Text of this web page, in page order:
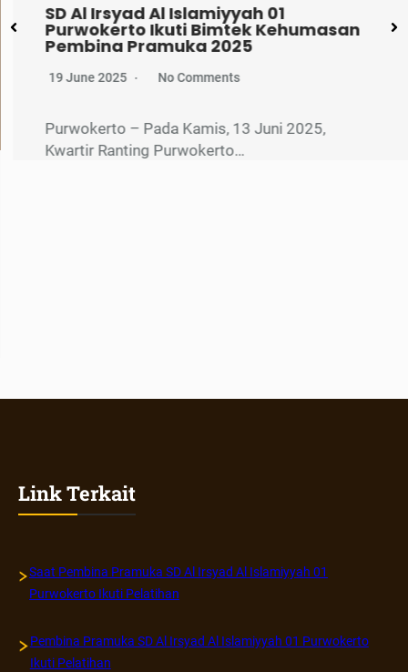
SD Al Irsyad Al Islamiyyah 01
Purwokerto Ikuti Bimtek Kehumasan
Pembina Pramuka 2025
19 June 2025 No Comments
Purwokerto – Pada Kamis, 13 Juni 2025,
Kwartir Ranting Purwokerto…
Link Terkait
Saat Pembina Pramuka SD Al Irsyad Al Islamiyyah 01
Purwokerto Ikuti Pelatihan
Pembina Pramuka SD Al Irsyad Al Islamiyyah 01 Purwokerto
Ikuti Pelatihan